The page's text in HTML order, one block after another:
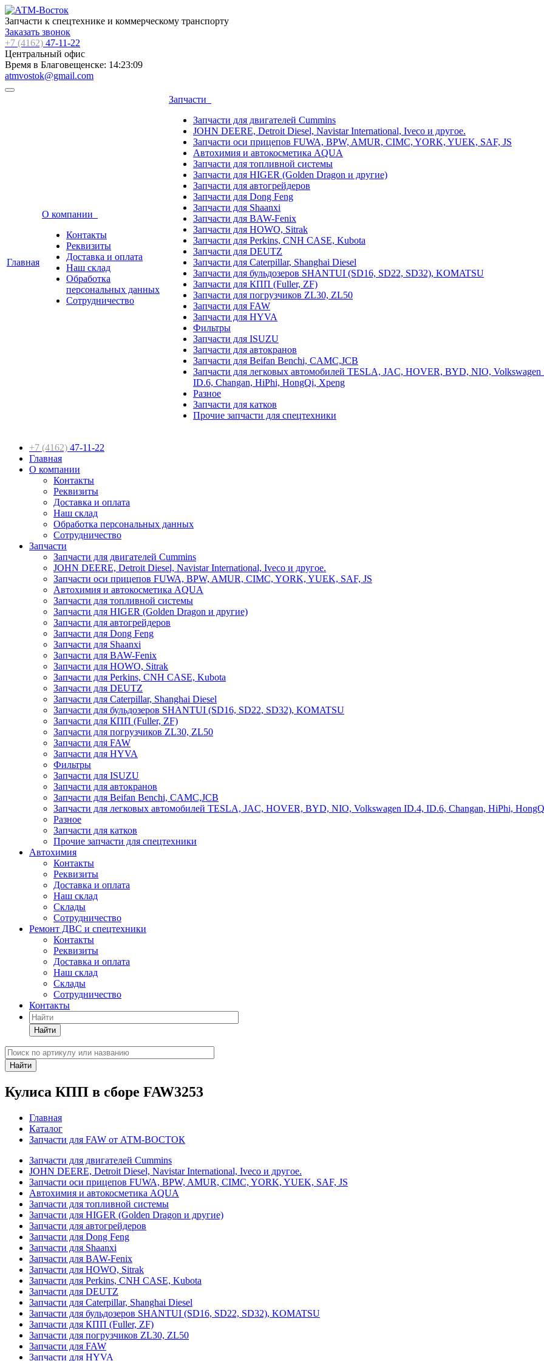
Запчасти к спецтехнике и коммерческому транспорту
Заказать звонок
+7 (4162) 47-11-22
Центральный офис
Время в Благовещенске: 14:23:09
atmvostok@gmail.com
Главная
О компании
Контакты
Реквизиты
Доставка и оплата
Наш склад
Обработка
персональных данных
Сотрудничество
Запчасти
Запчасти для двигателей Cummins
JOHN DEERE, Detroit Diesel, Navistar International, Iveco и другое.
Запчасти оси прицепов FUWA, BPW, AMUR, CIMC, YORK, YUEK, SAF, JS
Автохимия и автокосметика AQUA
Запчасти для топливной системы
Запчасти для HIGER (Golden Dragon и другие)
Запчасти для автогрейдеров
Запчасти для Dong Feng
Запчасти для Shaanxi
Запчасти для BAW-Fenix
Запчасти для HOWO, Sitrak
Запчасти для Perkins, CNH CASE, Kubota
Запчасти для DEUTZ
Запчасти для Caterpillar, Shanghai Diesel
Запчасти для бульдозеров SHANTUI (SD16, SD22, SD32), KOMATSU
Запчасти для КПП (Fuller, ZF)
Запчасти для погрузчиков ZL30, ZL50
Запчасти для FAW
Запчасти для HYVA
Фильтры
Запчасти для ISUZU
Запчасти для автокранов
Запчасти для Beifan Benchi, CAMC,JCB
Запчасти для легковых автомобилей TESLA, JAC, HOVER, BYD, NIO, Volkswagen
ID.6, Changan, HiPhi, HongQi, Xpeng
Разное
Запчасти для катков
Прочие запчасти для спецтехники
+7 (4162) 47-11-22
Главная
О компании
Контакты
Реквизиты
Доставка и оплата
Наш склад
Обработка персональных данных
Сотрудничество
Запчасти
Запчасти для двигателей Cummins
JOHN DEERE, Detroit Diesel, Navistar International, Iveco и другое.
Запчасти оси прицепов FUWA, BPW, AMUR, CIMC, YORK, YUEK, SAF, JS
Автохимия и автокосметика AQUA
Запчасти для топливной системы
Запчасти для HIGER (Golden Dragon и другие)
Запчасти для автогрейдеров
Запчасти для Dong Feng
Запчасти для Shaanxi
Запчасти для BAW-Fenix
Запчасти для HOWO, Sitrak
Запчасти для Perkins, CNH CASE, Kubota
Запчасти для DEUTZ
Запчасти для Caterpillar, Shanghai Diesel
Запчасти для бульдозеров SHANTUI (SD16, SD22, SD32), KOMATSU
Запчасти для КПП (Fuller, ZF)
Запчасти для погрузчиков ZL30, ZL50
Запчасти для FAW
Запчасти для HYVA
Фильтры
Запчасти для ISUZU
Запчасти для автокранов
Запчасти для Beifan Benchi, CAMC,JCB
Запчасти для легковых автомобилей TESLA, JAC, HOVER, BYD, NIO, Volkswagen ID.4, ID.6, Changan, HiPhi,
Разное
Запчасти для катков
Прочие запчасти для спецтехники
Автохимия
Контакты
Реквизиты
Доставка и оплата
Наш склад
Склады
Сотрудничество
Ремонт ДВС и спецтехники
Контакты
Реквизиты
Доставка и оплата
Наш склад
Склады
Сотрудничество
Контакты
Найти
Найти
Кулиса КПП в сборе FAW3253
Главная
Каталог
Запчасти для FAW от АТМ-ВОСТОК
Запчасти для двигателей Cummins
JOHN DEERE, Detroit Diesel, Navistar International, Iveco и другое.
Запчасти оси прицепов FUWA, BPW, AMUR, CIMC, YORK, YUEK, SAF, JS
Автохимия и автокосметика AQUA
Запчасти для топливной системы
Запчасти для HIGER (Golden Dragon и другие)
Запчасти для автогрейдеров
Запчасти для Dong Feng
Запчасти для Shaanxi
Запчасти для BAW-Fenix
Запчасти для HOWO, Sitrak
Запчасти для Perkins, CNH CASE, Kubota
Запчасти для DEUTZ
Запчасти для Caterpillar, Shanghai Diesel
Запчасти для бульдозеров SHANTUI (SD16, SD22, SD32), KOMATSU
Запчасти для КПП (Fuller, ZF)
Запчасти для погрузчиков ZL30, ZL50
Запчасти для FAW
Запчасти для HYVA